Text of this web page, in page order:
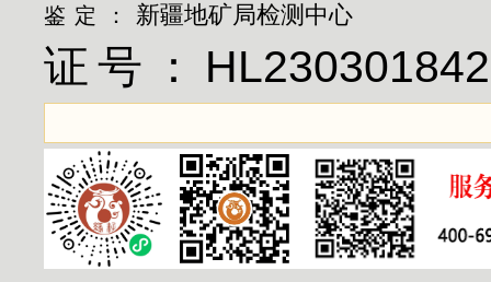
鉴定： 新疆地矿局检测中心
证号： HL230301842